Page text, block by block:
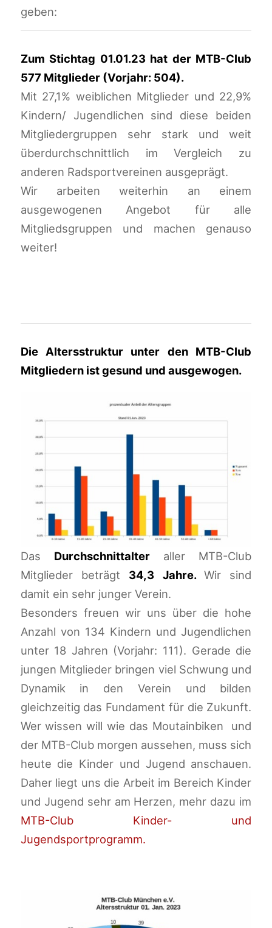
geben:
Zum Stichtag 01.01.23 hat der MTB-Club
577 Mitglieder (Vorjahr: 504).
Mit 27,1% weiblichen Mitglieder und 22,9%
Kindern/ Jugendlichen sind diese beiden
Mitgliedergruppen sehr stark und weit
überdurchschnittlich im Vergleich zu
anderen Radsportvereinen ausgeprägt.
Wir arbeiten weiterhin an einem
ausgewogenen Angebot für alle
Mitgliedsgruppen und machen genauso
weiter!
Die Altersstruktur unter den MTB-Club
Mitgliedern ist gesund und ausgewogen.
Das Durchschnittalteraller MTB-Club
Mitglieder beträgt 34,3 Jahre.Wir sind
damit ein sehr junger Verein.
Besonders freuen wir uns über die hohe
Anzahl von 134 Kindern und Jugendlichen
unter 18 Jahren (Vorjahr: 111). Gerade die
jungen Mitglieder bringen viel Schwung und
Dynamik in den Verein und bilden
gleichzeitig das Fundament für die Zukunft.
Wer wissen will wie das Moutainbiken und
der MTB-Club morgen aussehen, muss sich
heute die Kinder und Jugend anschauen.
Daher liegt uns die Arbeit im Bereich Kinder
und Jugend sehr am Herzen, mehr dazu im
MTB-Club Kinder- und
Jugendsportprogramm.